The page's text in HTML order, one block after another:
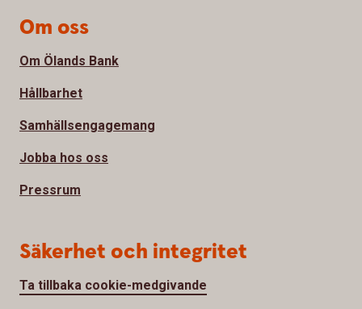
Om oss
Om Ölands Bank
Hållbarhet
Samhällsengagemang
Jobba hos oss
Pressrum
Säkerhet och integritet
Ta tillbaka cookie-medgivande